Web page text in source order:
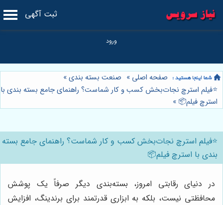
ثبت آگهی
صفحه اصلی » صنعت بسته بندی»
⭐️فیلم استرچ نجات‌بخش کسب و کار شماست؟ راهنمای جامع بسته بندی با
استرچ فیلم📦 »
⭐️فیلم استرچ نجات‌بخش کسب و کار شماست؟ راهنمای جامع بسته
بندی با استرچ فیلم📦
در دنیای رقابتی امروز، بسته‌بندی دیگر صرفاً یک پوشش
محافظتی نیست، بلکه به ابزاری قدرتمند برای برندینگ، افزایش